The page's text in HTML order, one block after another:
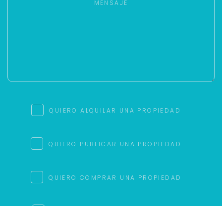
QUIERO ALQUILAR UNA PROPIEDAD
QUIERO PUBLICAR UNA PROPIEDAD
QUIERO COMPRAR UNA PROPIEDAD